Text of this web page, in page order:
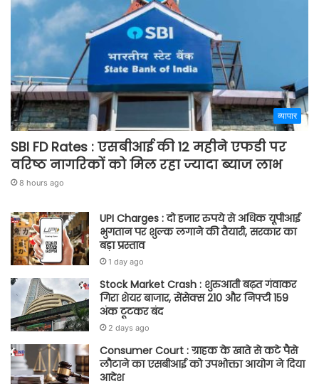
व्यापार
SBI FD Rates : एसबीआई की 12 महीने एफडी पर
वरिष्ठ नागरिकों को मिल रहा ज्यादा ब्याज लाभ
8 hours ago
UPI Charges : दो हजार रुपये से अधिक यूपीआई
भुगतान पर शुल्क लगाने की तैयारी, सरकार का
बड़ा प्रस्ताव
1 day ago
Stock Market Crash : शुरुआती बढ़त गंवाकर
गिरा शेयर बाजार, सेंसेक्स 210 और निफ्टी 159
अंक टूटकर बंद
2 days ago
Consumer Court : ग्राहक के खाते से कटे पैसे
लौटाने का एसबीआई को उपभोक्ता आयोग ने दिया
आदेश